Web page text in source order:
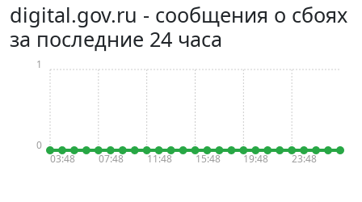
digital.gov.ru - сообщения о сбоях
за последние 24 часа
03:48 07:48 11:48 15:48 19:48 23:48
0
1